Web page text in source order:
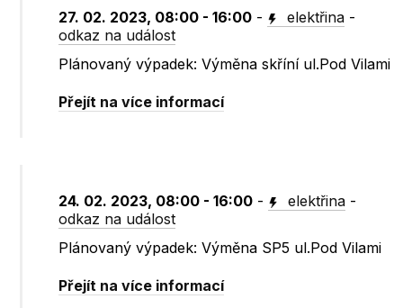
27. 02. 2023, 08:00 - 16:00 - elektřina -
odkaz na událost
Plánovaný výpadek: Výměna skříní ul.Pod Vilami
Přejít na více informací
24. 02. 2023, 08:00 - 16:00 - elektřina -
odkaz na událost
Plánovaný výpadek: Výměna SP5 ul.Pod Vilami
Přejít na více informací